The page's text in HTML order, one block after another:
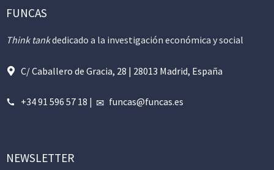
FUNCAS
Think tankdedicado a la investigación económica y social
C/ Caballero de Gracia, 28 | 28013 Madrid, España
+34 91 596 57 18 | funcas@funcas.es
NEWSLETTER